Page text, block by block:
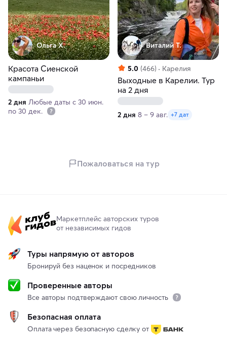
Ольга Х.
Красота Сиенской
кампаньи
2 дня Любые даты с 30 июн.
по 30 дек.
Виталий Т.
5.0 (466) Карелия
Выходные в Карелии. Тур
на 2 дня
2 дня 8 – 9 авг. +7 дат
Пожаловаться на тур
Маркетплейс авторских туров
от независимых гидов
Туры напрямую от авторов
Бронируй без наценок и посредников
Проверенные авторы
Все авторы подтверждают свою личность
Безопасная оплата
Оплата через безопасную сделку от